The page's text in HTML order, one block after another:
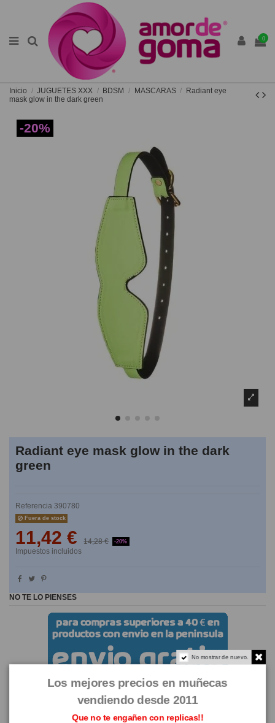
0
Inicio JUGUETES XXX BDSM MASCARAS
Radiant eye
mask glow in the dark green
-20%
Radiant eye mask glow in the dark
green
Referencia 390780
Fuera de stock
11,42 € 14,28 € -20%
Impuestos incluidos
NO TE LO PIENSES
No mostrar de nuevo.
Los mejores precios en muñecas
vendiendo desde 2011
Que no te engañen con replicas!!